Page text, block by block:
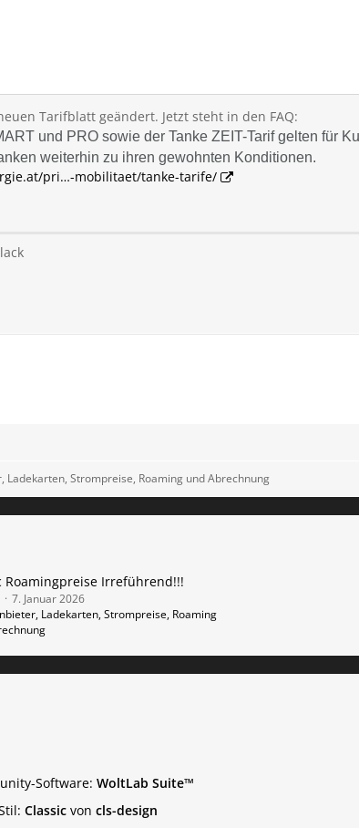
Tarifblatt geändert. Jetzt steht in den FAQ:
und PRO sowie der Tanke ZEIT-Tarif gelten für
weiterhin zu ihren gewohnten Konditionen.
pri…-mobilitaet/tanke-tarife/
Ladekarten, Strompreise, Roaming und Abrechnung
Roamingpreise Irreführend!!!
7. Januar 2026
Ladekarten, Strompreise, Roaming
Software: WoltLab Suite™
Classicvon cls-design